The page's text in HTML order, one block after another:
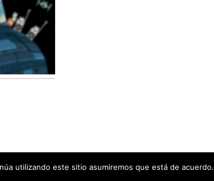
utilizando este sitio asumiremos que está de acuerdo.